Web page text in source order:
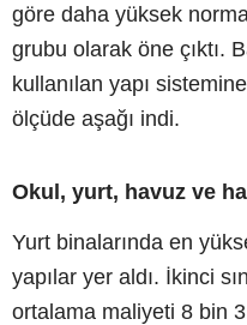
göre daha yüksek
grubu olarak öne çıktı.
kullanılan yapı
ölçüde aşağı indi.
Okul, yurt, havuz ve
Yurt binalarında en
yapılar yer aldı. İkinci
ortalama maliyeti 8 bin